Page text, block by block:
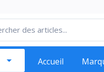
Accueil